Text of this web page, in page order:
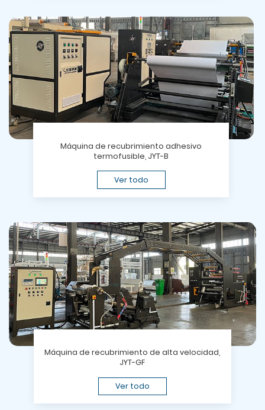
Máquina de recubrimiento adhesivo
termofusible, JYT-B
Ver todo
Máquina de recubrimiento de alta velocidad,
JYT-GF
Ver todo